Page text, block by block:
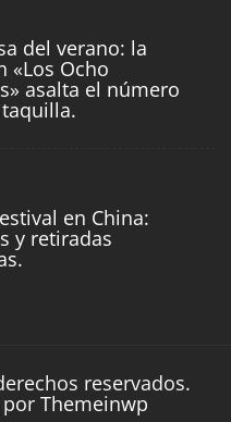
del verano: la
«Los Ocho
asalta el número
en China:
y retiradas
reservados.
Themeinwp